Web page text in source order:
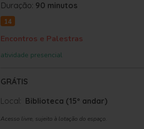
Duração: 90 minutos
14
Encontros e Palestras
atividade presencial
GRÁTIS
Local: Biblioteca (15º andar)
Acesso livre, sujeito à lotação do espaço.